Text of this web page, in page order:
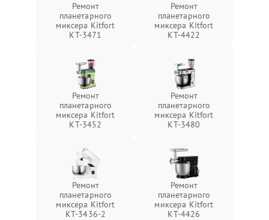
Ремонт
планетарного
миксера Kitfort
КТ-3471
Ремонт
планетарного
миксера Kitfort
КТ-4422
Ремонт
планетарного
миксера Kitfort
КТ-3452
Ремонт
планетарного
миксера Kitfort
КТ-3480
Ремонт
планетарного
миксера Kitfort
КТ-3436-2
Ремонт
планетарного
миксера Kitfort
КТ-4426